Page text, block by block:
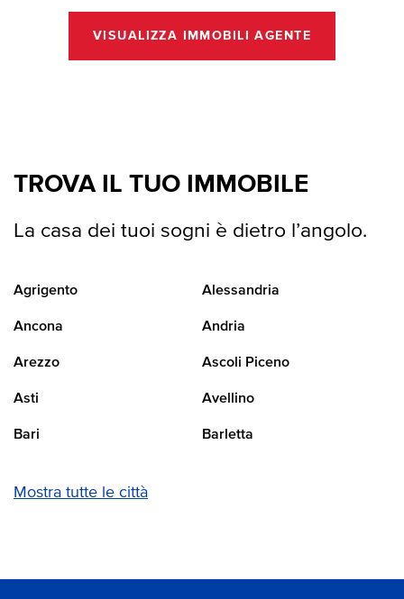
VISUALIZZA IMMOBILI AGENTE
TROVA IL TUO IMMOBILE
La casa dei tuoi sogni è dietro l’angolo.
Agrigento Alessandria
Ancona Andria
Arezzo Ascoli Piceno
Asti Avellino
Bari Barletta
Mostra tutte le città